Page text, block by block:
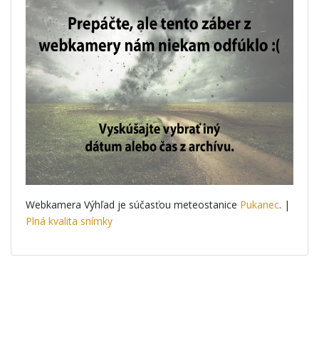
Webkamera Výhľad je súčasťou meteostanice Pukanec. |
Plná kvalita snímky